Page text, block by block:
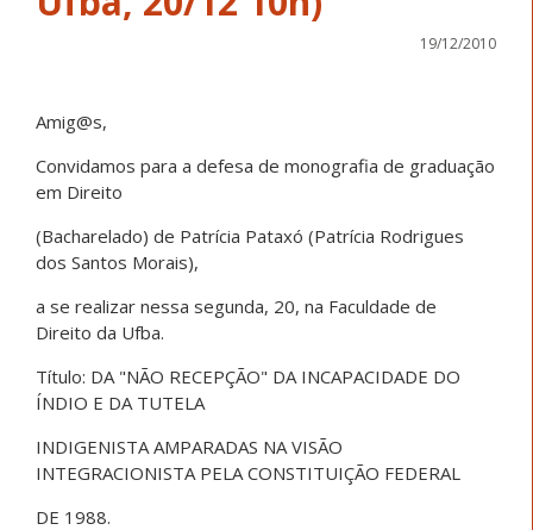
19/12/2010
Amig@s,
Convidamos para a defesa de monografia de graduação
em Direito
(Bacharelado) de Patrícia Pataxó (Patrícia Rodrigues
dos Santos Morais),
a se realizar nessa segunda, 20, na Faculdade de
Direito da Ufba.
Título: DA "NÃO RECEPÇÃO" DA INCAPACIDADE DO
ÍNDIO E DA TUTELA
INDIGENISTA AMPARADAS NA VISÃO
INTEGRACIONISTA PELA CONSTITUIÇÃO FEDERAL
DE 1988.